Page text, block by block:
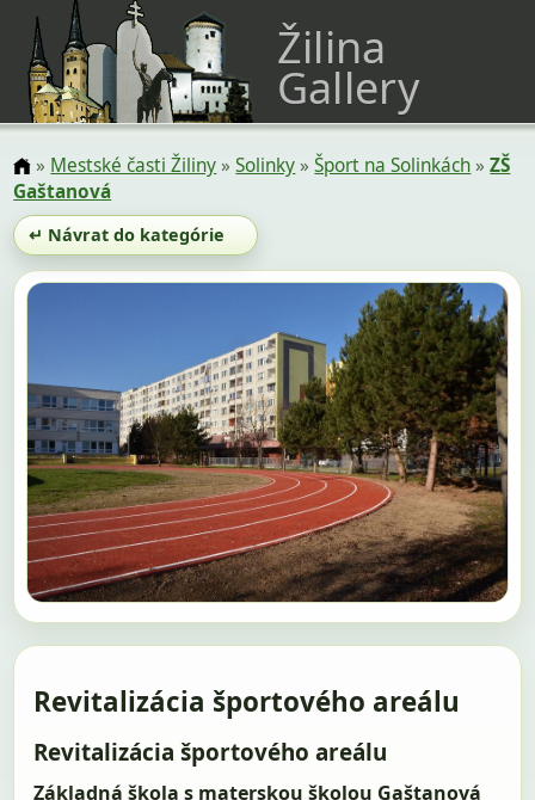
Žilina
Gallery
» Mestské časti Žiliny»Solinky»Šport na Solinkách»ZŠ
Gaštanová
↵ Návrat do kategórie
Revitalizácia športového areálu
Revitalizácia športového areálu
Základná škola s materskou školou Gaštanová